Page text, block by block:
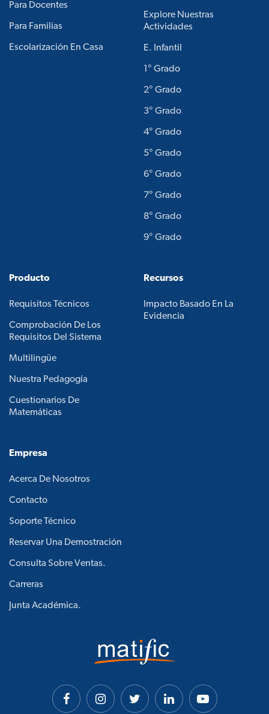
Para Docentes
Para Familias
Escolarización En Casa
Explore Nuestras
Actividades
E. Infantil
1° Grado
2° Grado
3° Grado
4° Grado
5° Grado
6° Grado
7° Grado
8° Grado
9° Grado
Producto
Requisitos Técnicos
Comprobación De Los
Requisitos Del Sistema
Multilingüe
Nuestra Pedagogía
Cuestionarios De
Matemáticas
Recursos
Impacto Basado En La
Evidencia
Empresa
Acerca De Nosotros
Contacto
Soporte Técnico
Reservar Una Demostración
Consulta Sobre Ventas.
Carreras
Junta Académica.